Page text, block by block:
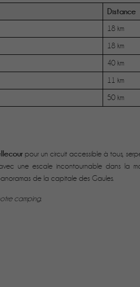
Distance
18 km
18 km
40 km
11 km
50 km
pour un circuit accessible à tous,
une escale incontournable dans la
de la capitale des Gaules.
camping.